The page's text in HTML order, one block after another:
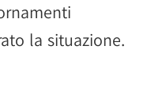
la situazione.